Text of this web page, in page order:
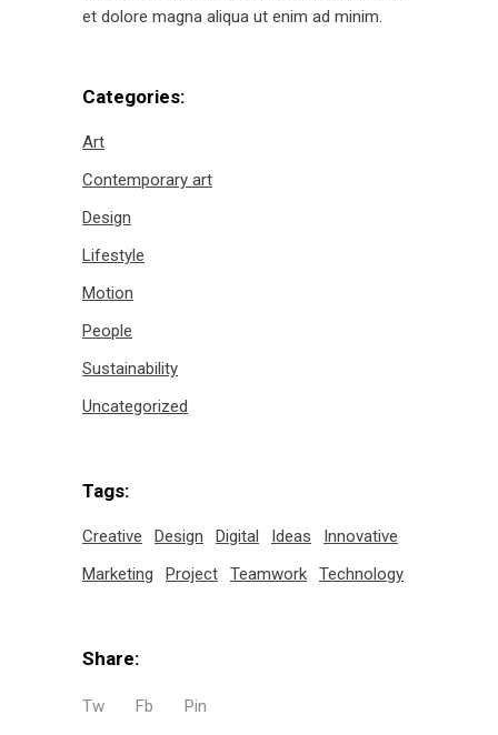
et dolore magna aliqua ut enim ad minim.
Categories:
Art
Contemporary art
Design
Lifestyle
Motion
People
Sustainability
Uncategorized
Tags:
Creative Design Digital Ideas
Innovative
Marketing
Project Teamwork Technology
Share:
Tw Fb Pin